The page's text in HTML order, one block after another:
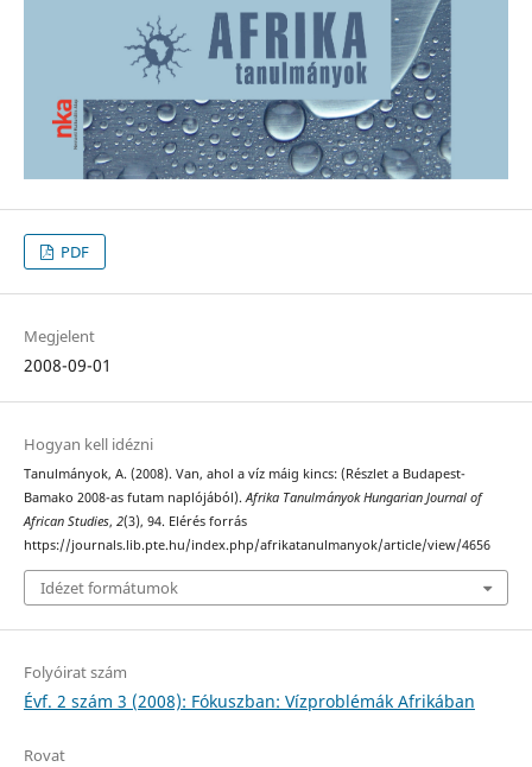
PDF
Megjelent
2008-09-01
Hogyan kell idézni
Tanulmányok, A. (2008). Van, ahol a víz máig kincs: (Részlet a Budapest-
Bamako 2008-as futam naplójából).Afrika Tanulmányok Hungarian Journal of
African Studies, 2(3), 94. Elérés forrás
https://journals.lib.pte.hu/index.php/afrikatanulmanyok/article/view/4656
Idézet formátumok
Folyóirat szám
Évf. 2 szám 3 (2008): Fókuszban: Vízproblémák Afrikában
Rovat